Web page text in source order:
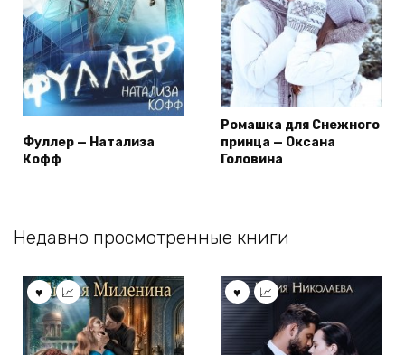
Фуллер — Натализа
Кофф
Ромашка для Снежного
принца — Оксана
Головина
Недавно просмотренные книги